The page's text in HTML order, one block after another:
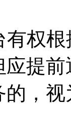
有权
提
，